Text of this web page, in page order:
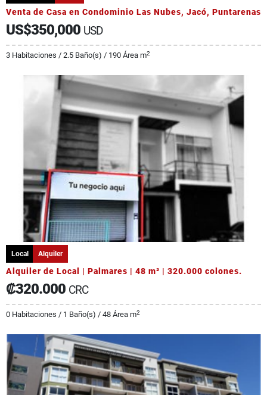
Venta de Casa en Condominio Las Nubes, Jacó, Puntarenas
US$350,000 USD
3 Habitaciones / 2.5 Baño(s) / 190 Área m2
Local Alquiler
Alquiler de Local | Palmares | 48 m² | 320.000 colones.
₡320.000 CRC
0 Habitaciones / 1 Baño(s) / 48 Área m2